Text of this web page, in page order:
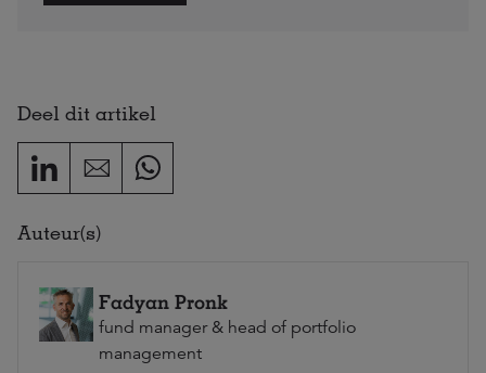
Deel dit artikel
Auteur(s)
Fadyan Pronk
fund manager & head of portfolio
management